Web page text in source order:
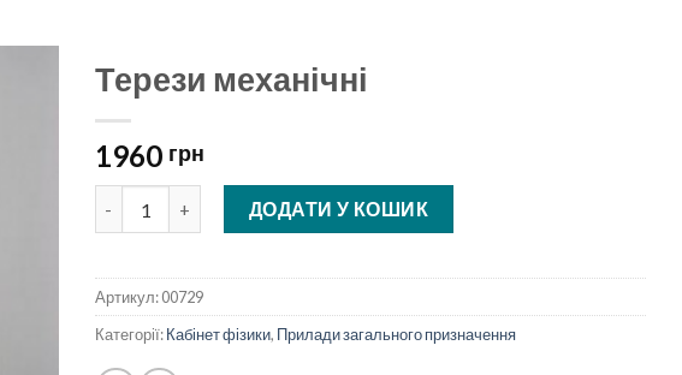
Терези механічні
1960 грн
Терези механічні кількістьДОДАТИ У КОШИК
Артикул:00729
Категорії:Кабінет фізики, Прилади загального призначення